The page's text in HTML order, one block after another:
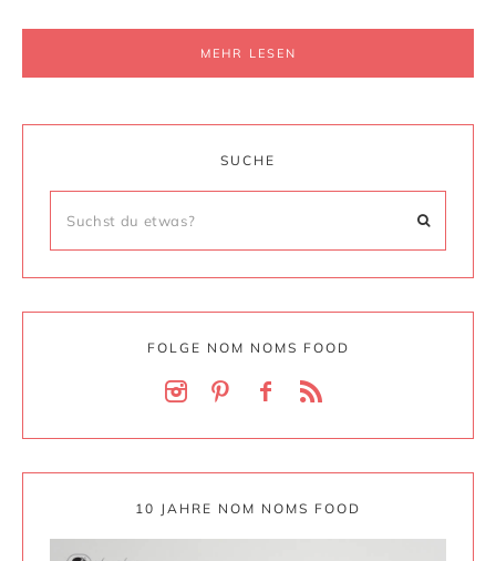
MEHR LESEN
SUCHE
FOLGE NOM NOMS FOOD
10 JAHRE NOM NOMS FOOD